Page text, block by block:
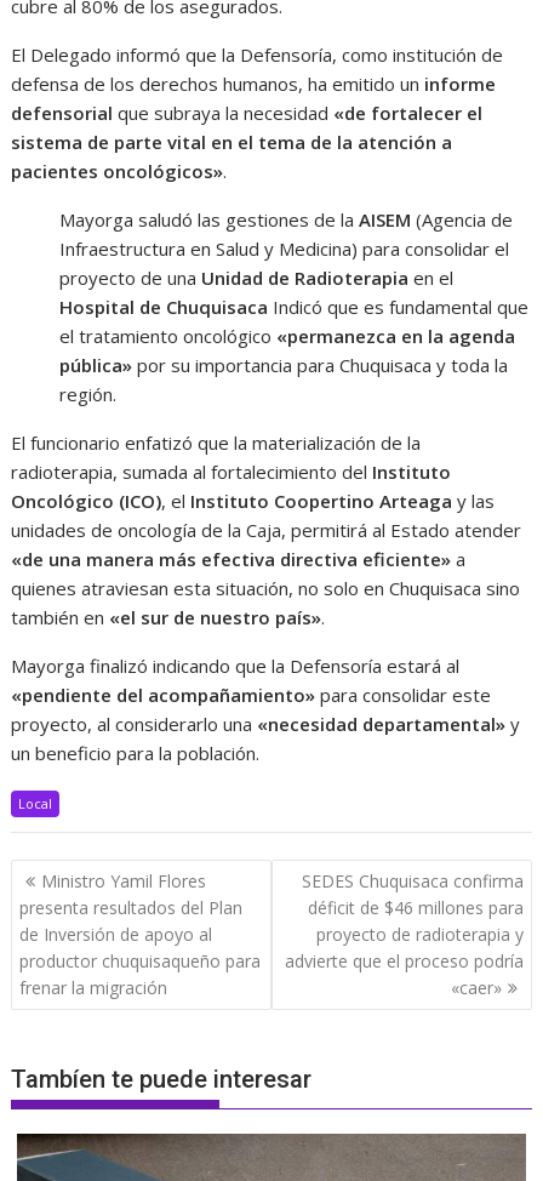
cubre al 80% de los asegurados.
El Delegado informó que la Defensoría, como institución de
defensa de los derechos humanos, ha emitido un informe
defensorial que subraya la necesidad «de fortalecer el
sistema de parte vital en el tema de la atención a
pacientes oncológicos».
Mayorga saludó las gestiones de laAISEM (Agencia de
Infraestructura en Salud y Medicina) para consolidar el
proyecto de una Unidad de Radioterapia en el
Hospital de Chuquisaca Indicó que es fundamental que
el tratamiento oncológico «permanezca en la agenda
pública» por su importancia para Chuquisaca y toda la
región.
El funcionario enfatizó que la materialización de la
radioterapia, sumada al fortalecimiento del Instituto
Oncológico (ICO), el Instituto Coopertino Arteaga y las
unidades de oncología de la Caja, permitirá al Estado atender
«de una manera más efectiva directiva eficiente» a
quienes atraviesan esta situación, no solo en Chuquisaca sino
también en «el sur de nuestro país».
Mayorga finalizó indicando que la Defensoría estará al
«pendiente del acompañamiento» para consolidar este
proyecto, al considerarlo una «necesidad departamental» y
un beneficio para la población.
Local
Navegación
de
entradas
Ministro Yamil Flores
presenta resultados del Plan
de Inversión de apoyo al
productor chuquisaqueño para
frenar la migración
SEDES Chuquisaca confirma
déficit de $46 millones para
proyecto de radioterapia y
advierte que el proceso podría
«caer»
Tambíen te puede interesar